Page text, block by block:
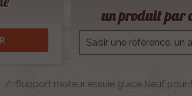
un produit par
Support moteur essuie glace Neuf